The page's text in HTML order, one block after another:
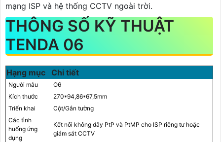
mạng ISP và hệ thống CCTV ngoài trời.
THÔNG SỐ KỸ THUẬT
TENDA 06
Hạng mục Chi tiết
Người mẫu
O6
Kích thước
270*94,86*67,5mm
Triển khai
Cột/Gắn tường
Các tình
huống ứng
dụng
Kết nối không dây PtP và PtMP cho ISP riêng tư hoặc
giám sát CCTV